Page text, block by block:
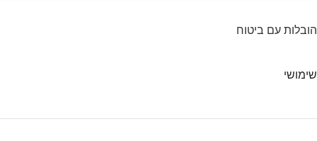
הובלות עם ביטוח
שימושי